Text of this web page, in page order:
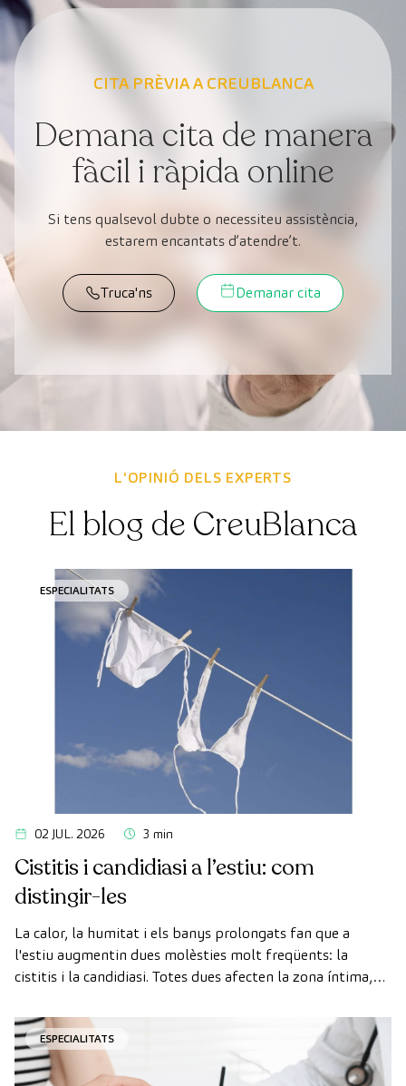
CITA PRÈVIA A CREUBLANCA
Demana cita de manera
fàcil i ràpida online
Si tens qualsevol dubte o necessiteu assistència,
estarem encantats d’atendre’t.
Truca'ns Demanar cita
L'OPINIÓ DELS EXPERTS
El blog de CreuBlanca
ESPECIALITATS
02 JUL. 2026 3 min
Cistitis i candidiasi a l’estiu: com
distingir-les
La calor, la humitat i els banys prolongats fan que a
l'estiu augmentin dues molèsties molt freqüents: la
cistitis i la candidiasi. Totes dues afecten la zona íntima,
dones les confonen.
ESPECIALITATS